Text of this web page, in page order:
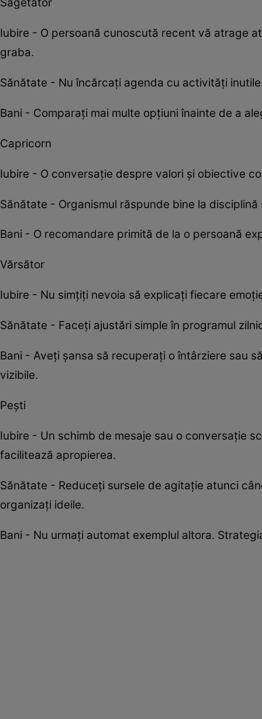
Săgetător
Iubire - O persoană cunoscută recent vă atrage
graba.
Sănătate - Nu încărcați agenda cu activități
Bani - Comparați mai multe opțiuni înainte de a
Capricorn
Iubire - O conversație despre valori și obiective
Sănătate - Organismul răspunde bine la
Bani - O recomandare primită de la o persoană
Vărsător
Iubire - Nu simțiți nevoia să explicați fiecare
Sănătate - Faceți ajustări simple în programul
Bani - Aveți șansa să recuperați o întârziere sau
vizibile.
Pești
Iubire - Un schimb de mesaje sau o conversație
facilitează apropierea.
Sănătate - Reduceți sursele de agitație atunci
organizați ideile.
Bani - Nu urmați automat exemplul altora.